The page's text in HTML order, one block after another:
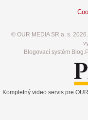
© OUR MEDIA SR a. s.
Blogovací systém
Kompletný video servis pre